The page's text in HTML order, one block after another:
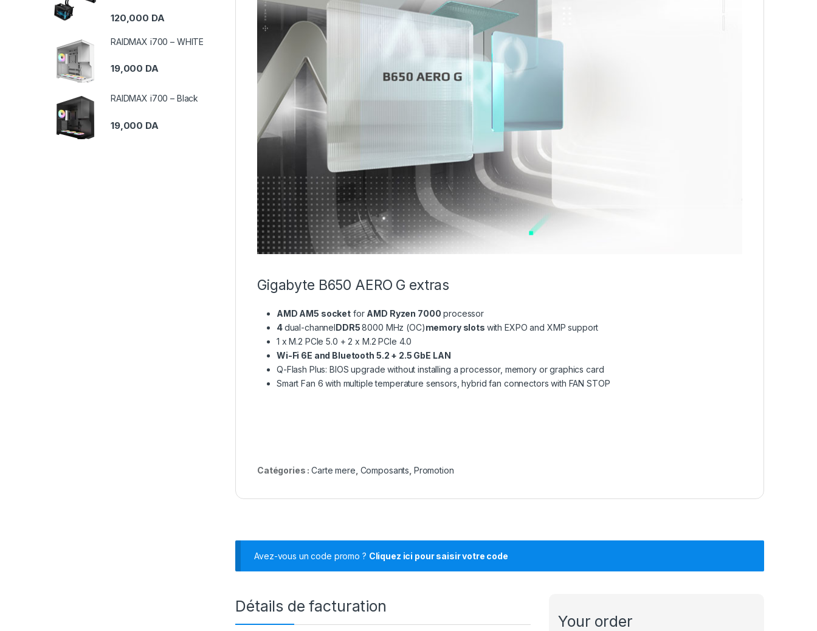
Gigabyte B650 AERO G extras
AMD AM5 socket for AMD Ryzen 7000 processor
4dual-channelDDR58000 MHz (OC)memory slots with EXPO and XMP support
1 x M.2 PCIe 5.0 + 2 x M.2 PCIe 4.0
Wi-Fi 6E and Bluetooth 5.2 + 2.5 GbE LAN
Q-Flash Plus: BIOS upgrade without installing a processor, memory or graphics card
Smart Fan 6 with multiple temperature sensors, hybrid fan connectors with FAN STOP
Catégories :Carte mere Composants Promotion
Avez-vous un code promo ? Cliquez ici pour saisir votre code
Détails de facturation
Your order
120,000 DA
RAIDMAX i700 – WHITE
19,000 DA
RAIDMAX i700 – Black
19,000 DA